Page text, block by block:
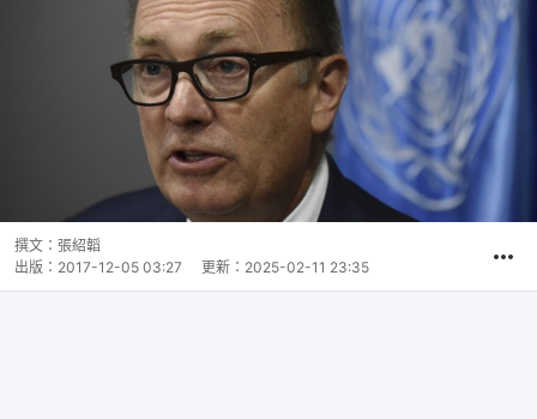
撰文： 張紹韜
出版： 2017-12-05 03:27 更新： 2025-02-11 23:35